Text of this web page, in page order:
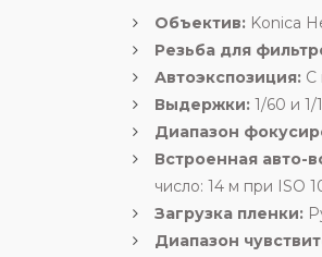
Объектив: Konica
Резьба для
Автоэкспозиция: С
Выдержки: 1/60 и 1/
Диапазон
Встроенная авто-
число: 14 м при ISO
Загрузка пленки:
Диапазон